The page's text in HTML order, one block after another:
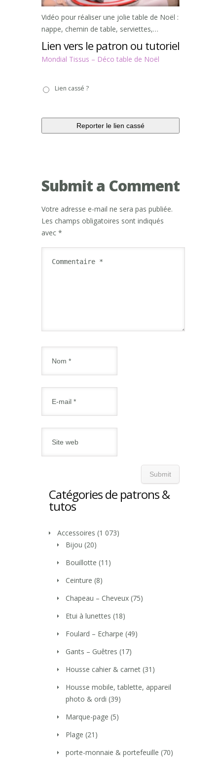
Vidéo pour réaliser une jolie table de Noël :
nappe, chemin de table, serviettes,…
Lien vers le patron ou tutoriel
Mondial Tissus – Déco table de Noël
casséLien cassé ?
Submit a Comment
Votre adresse e-mail ne sera pas publiée.
Les champs obligatoires sont indiqués
avec *
Catégories de patrons &
tutos
Accessoires (1 073)
Bijou (20)
Bouillotte (11)
Ceinture (8)
Chapeau – Cheveux (75)
Etui à lunettes (18)
Foulard – Echarpe (49)
Gants – Guêtres (17)
Housse cahier & carnet (31)
Housse mobile, tablette, appareil
photo & ordi (39)
Marque-page (5)
Plage (21)
porte-monnaie & portefeuille (70)